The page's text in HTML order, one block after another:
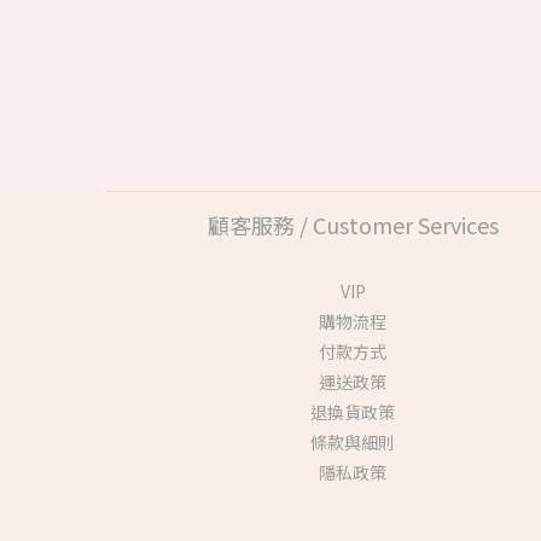
顧客服務 / Customer Services
VIP
購物流程
付款方式
運送政策
退換貨政策
條款與細則
隱私政策